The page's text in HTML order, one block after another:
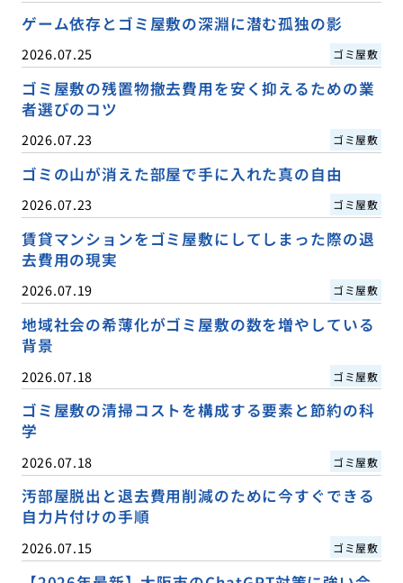
ゲーム依存とゴミ屋敷の深淵に潜む孤独の影
2026.07.25 ゴミ屋敷
ゴミ屋敷の残置物撤去費用を安く抑えるための業
者選びのコツ
2026.07.23 ゴミ屋敷
ゴミの山が消えた部屋で手に入れた真の自由
2026.07.23 ゴミ屋敷
賃貸マンションをゴミ屋敷にしてしまった際の退
去費用の現実
2026.07.19 ゴミ屋敷
地域社会の希薄化がゴミ屋敷の数を増やしている
背景
2026.07.18 ゴミ屋敷
ゴミ屋敷の清掃コストを構成する要素と節約の科
学
2026.07.18 ゴミ屋敷
汚部屋脱出と退去費用削減のために今すぐできる
自力片付けの手順
2026.07.15 ゴミ屋敷